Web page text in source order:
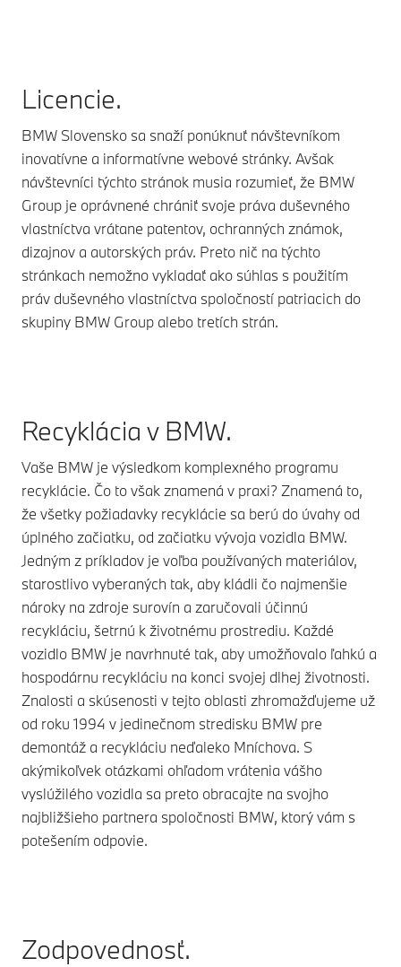
Licencie.
BMW Slovensko sa snaží ponúknuť návštevníkom
inovatívne a informatívne webové stránky. Avšak
návštevníci týchto stránok musia rozumieť, že BMW
Group je oprávnené chrániť svoje práva duševného
vlastníctva vrátane patentov, ochranných známok,
dizajnov a autorských práv. Preto nič na týchto
stránkach nemožno vykladať ako súhlas s použitím
práv duševného vlastníctva spoločností patriacich do
skupiny BMW Group alebo tretích strán.
Recyklácia v BMW.
Vaše BMW je výsledkom komplexného programu
recyklácie. Čo to však znamená v praxi? Znamená to,
že všetky požiadavky recyklácie sa berú do úvahy od
úplného začiatku, od začiatku vývoja vozidla BMW.
Jedným z príkladov je voľba používaných materiálov,
starostlivo vyberaných tak, aby kládli čo najmenšie
nároky na zdroje surovín a zaručovali účinnú
recykláciu, šetrnú k životnému prostrediu. Každé
vozidlo BMW je navrhnuté tak, aby umožňovalo ľahkú a
hospodárnu recykláciu na konci svojej dlhej životnosti.
Znalosti a skúsenosti v tejto oblasti zhromažďujeme už
od roku 1994 v jedinečnom stredisku BMW pre
demontáž a recykláciu neďaleko Mníchova. S
akýmikoľvek otázkami ohľadom vrátenia vášho
vyslúžilého vozidla sa preto obracajte na svojho
najbližšieho partnera spoločnosti BMW, ktorý vám s
potešením odpovie.
Zodpovednosť.